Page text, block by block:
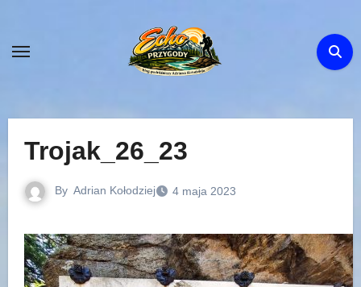
content
Trojak_26_23
By Adrian Kołodziej 4 maja 2023